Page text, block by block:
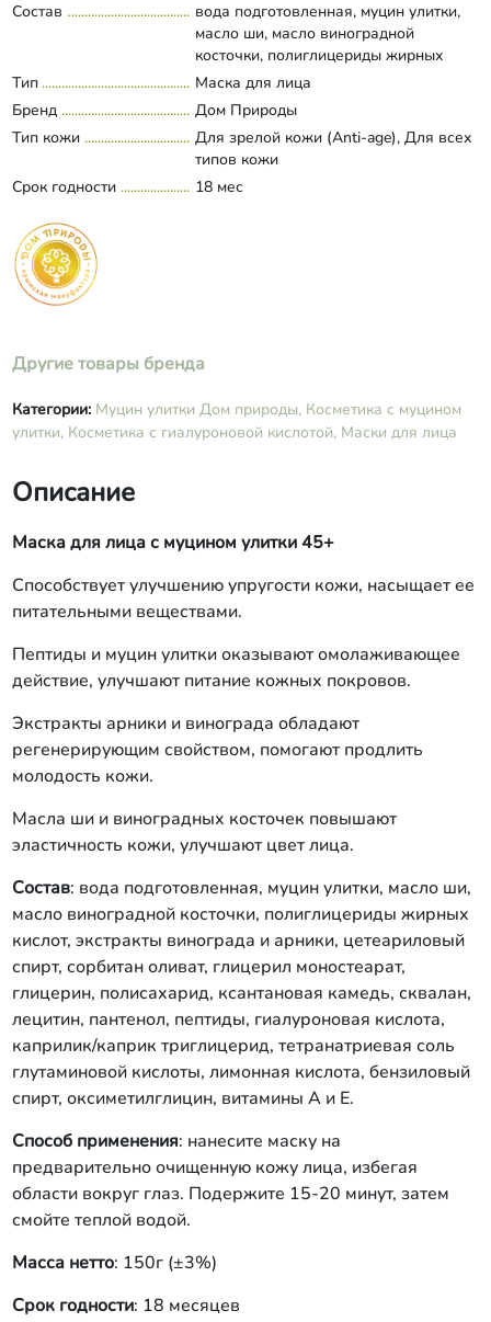
Состав
вода подготовленная, муцин улитки,
масло ши, масло виноградной
косточки, полиглицериды жирных
кислот, экстракты винограда и арники,
цетеариловый спирт, сорбитан оливат,
глицерил моностеарат, глицерин,
полисахарид, ксантановая камедь,
сквалан, лецитин, пантенол, пептиды,
гиалуроновая кислота, каприлик/
Развернуть состав
Тип
Маска для лица
Бренд
Дом Природы
Тип кожи
Для зрелой кожи (Anti-age), Для всех
типов кожи
Срок годности
18 мес
Другие товары бренда
Категории: Муцин улитки Дом природы, Косметика с муцином
улитки, Косметика с гиалуроновой кислотой, Маски для лица
Описание
Маска для лица с муцином улитки 45+
Способствует улучшению упругости кожи, насыщает ее
питательными веществами.
Пептиды и муцин улитки оказывают омолаживающее
действие, улучшают питание кожных покровов.
Экстракты арники и винограда обладают
регенерирующим свойством, помогают продлить
молодость кожи.
Масла ши и виноградных косточек повышают
эластичность кожи, улучшают цвет лица.
Состав: вода подготовленная, муцин улитки, масло ши,
масло виноградной косточки, полиглицериды жирных
кислот, экстракты винограда и арники, цетеариловый
спирт, сорбитан оливат, глицерил моностеарат,
глицерин, полисахарид, ксантановая камедь, сквалан,
лецитин, пантенол, пептиды, гиалуроновая кислота,
каприлик/каприк триглицерид, тетранатриевая соль
глутаминовой кислоты, лимонная кислота, бензиловый
спирт, оксиметилглицин, витамины А и Е.
Способ применения: нанесите маску на
предварительно очищенную кожу лица, избегая
области вокруг глаз. Подержите 15-20 минут, затем
смойте теплой водой.
Масса нетто: 150г (±3%)
Срок годности: 18 месяцев